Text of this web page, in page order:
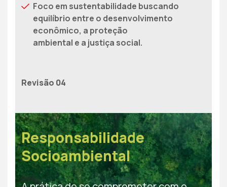
Foco em sustentabilidade buscando
equilíbrio entre o desenvolvimento
econômico, a proteção
ambiental e a justiça social.
Revisão 04
Responsabilidade
Socioambiental